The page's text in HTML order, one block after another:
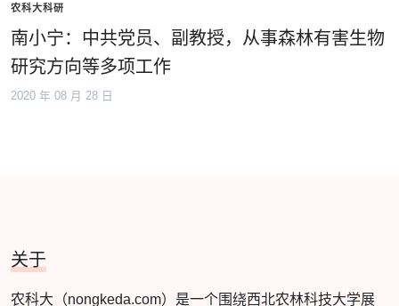
农科大科研
南小宁：中共党员、副教授，从事森林有害生物
研究方向等多项工作
2020 年 08 月 28 日
关于
农科大（nongkeda.com）是一个围绕西北农林科技大学展